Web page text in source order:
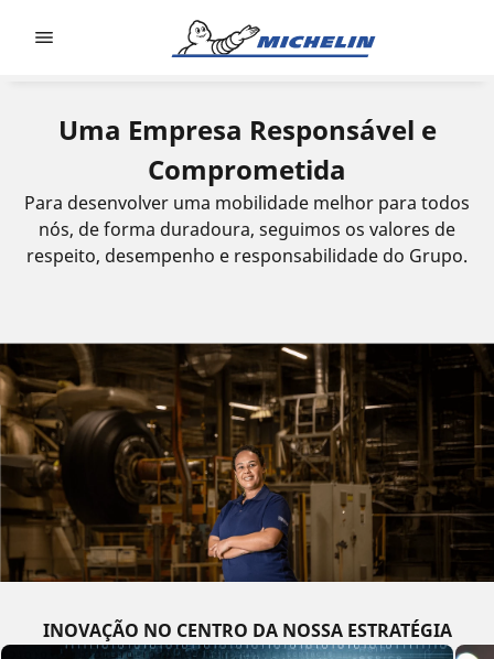
Uma Empresa Responsável e
Comprometida
Para desenvolver uma mobilidade melhor para todos
nós, de forma duradoura, seguimos os valores de
respeito, desempenho e responsabilidade do Grupo.
INOVAÇÃO NO CENTRO DA NOSSA ESTRATÉGIA